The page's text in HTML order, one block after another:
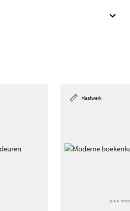
Maatwerk
plus